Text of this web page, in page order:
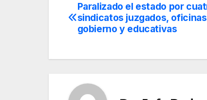
Navegación
de
Paralizado el estado por
sindicatos juzgados,
gobierno y educativas